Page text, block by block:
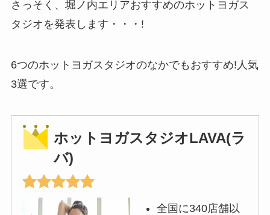
さっそく、堀ノ内エリアおすすめのホットヨガス
タジオを発表します・・・!
6つのホットヨガスタジオのなかでもおすすめ!人気
3選です。
ホットヨガスタジオLAVA(ラ
バ)
全国に340店舗以